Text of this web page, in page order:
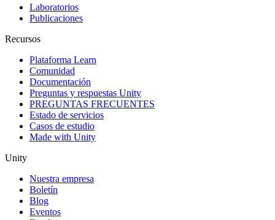
Laboratorios
Publicaciones
Recursos
Plataforma Learn
Comunidad
Documentación
Preguntas y respuestas Unity
PREGUNTAS FRECUENTES
Estado de servicios
Casos de estudio
Made with Unity
Unity
Nuestra empresa
Boletín
Blog
Eventos